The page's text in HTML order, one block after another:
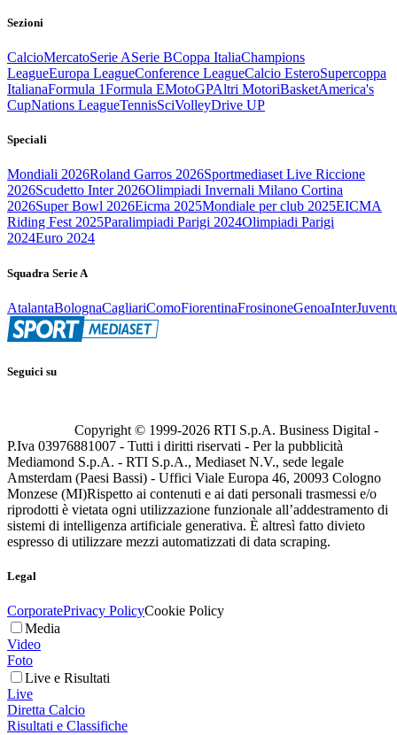
Sezioni
CalcioMercatoSerie ASerie BCoppa ItaliaChampions
LeagueEuropa LeagueConference LeagueCalcio EsteroSupercoppa
ItalianaFormula 1Formula EMotoGPAltri MotoriBasketAmerica's
CupNations LeagueTennisSciVolleyDrive UP
Speciali
Mondiali 2026Roland Garros 2026Sportmediaset Live Riccione
2026Scudetto Inter 2026Olimpiadi Invernali Milano Cortina
2026Super Bowl 2026Eicma 2025Mondiale per club 2025EICMA
Riding Fest 2025Paralimpiadi Parigi 2024Olimpiadi Parigi
2024Euro 2024
Squadra Serie A
AtalantaBolognaCagliariComoFiorentinaFrosinoneGenoaInter
Seguici su
Copyright © 1999-2026 RTI S.p.A. Business Digital -
P.Iva 03976881007 - Tutti i diritti riservati - Per la pubblicità
Mediamond S.p.A. - RTI S.p.A., Mediaset N.V., sede legale
Amsterdam (Paesi Bassi) - Uffici Viale Europa 46, 20093 Cologno
Monzese (MI)Rispetto ai contenuti e ai dati personali trasmessi e/o
riprodotti è vietata ogni utilizzazione funzionale all’addestramento di
sistemi di intelligenza artificiale generativa. È altresì fatto divieto
espresso di utilizzare mezzi automatizzati di data scraping.
Legal
CorporatePrivacy PolicyCookie Policy
Media
Video
Foto
Live e Risultati
Live
Diretta Calcio
Risultati e Classifiche